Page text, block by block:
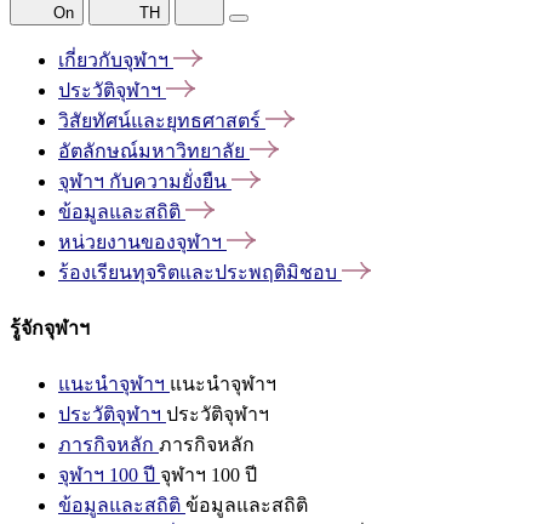
On TH
เกี่ยวกับจุฬาฯ
ประวัติจุฬาฯ
วิสัยทัศน์และยุทธศาสตร์
อัตลักษณ์มหาวิทยาลัย
จุฬาฯ กับความยั่งยืน
ข้อมูลและสถิติ
หน่วยงานของจุฬาฯ
ร้องเรียนทุจริตและประพฤติมิชอบ
รู้จักจุฬาฯ
แนะนำจุฬาฯ แนะนำจุฬาฯ
ประวัติจุฬาฯ ประวัติจุฬาฯ
ภารกิจหลัก ภารกิจหลัก
จุฬาฯ 100 ปี จุฬาฯ 100 ปี
ข้อมูลและสถิติ ข้อมูลและสถิติ